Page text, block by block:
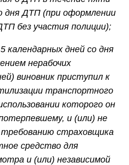
дня ДТП (при оформлении
без участия полиции);
календарных дней со дня
нерабочих
виновник приступил к
транспортного
которого он
и (или) не
страховщика
средство для
и (или) независимой